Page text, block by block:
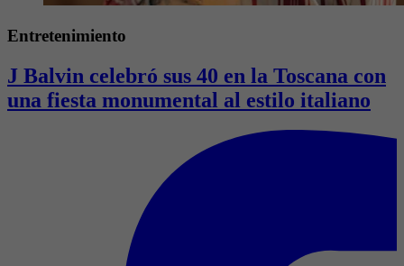
Entretenimiento
J Balvin celebró sus 40 en la Toscana con
una fiesta monumental al estilo italiano